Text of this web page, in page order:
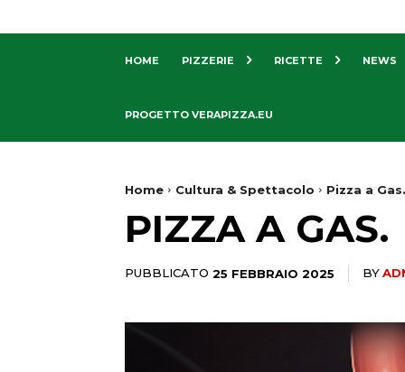
HOME PIZZERIE RICETTE NEWS
PROGETTO VERAPIZZA.EU
Home Cultura & Spettacolo Pizza a Gas.
PIZZA A GAS.
PUBBLICATO 25 FEBBRAIO 2025 BY